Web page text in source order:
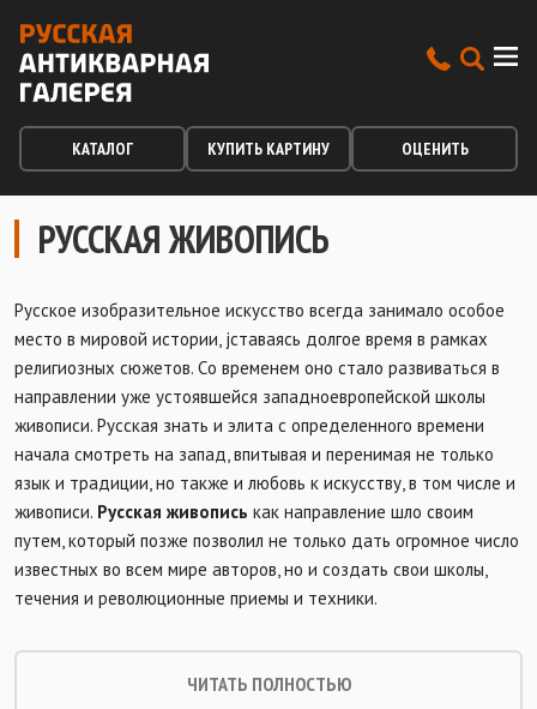
КАТАЛОГ КУПИТЬ КАРТИНУ ОЦЕНИТЬ
РУССКАЯ ЖИВОПИСЬ
Русское изобразительное искусство всегда занимало особое
место в мировой истории, jставаясь долгое время в рамках
религиозных сюжетов. Cо временем оно стало развиваться в
направлении уже устоявшейся западноевропейской школы
живописи. Русская знать и элита с определенного времени
начала смотреть на запад, впитывая и перенимая не только
язык и традиции, но также и любовь к искусству, в том числе и
живописи. Русская живопись как направление шло своим
путем, который позже позволил не только дать огромное число
известных во всем мире авторов, но и создать свои школы,
течения и революционные приемы и техники.
ЧИТАТЬ ПОЛНОСТЬЮ